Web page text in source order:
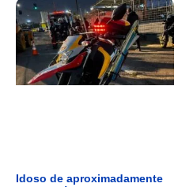
Idoso de aproximadamente